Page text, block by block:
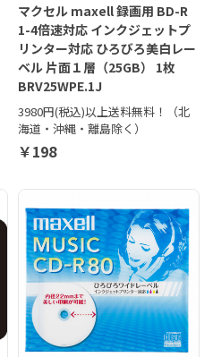
マクセル maxell 録画用 BD-R
1-4倍速対応 インクジェットプ
リンター対応 ひろびろ美白レー
ベル 片面１層（25GB） 1枚
BRV25WPE.1J
3980円(税込)以上送料無料！（北
海道・沖縄・離島除く）
￥198